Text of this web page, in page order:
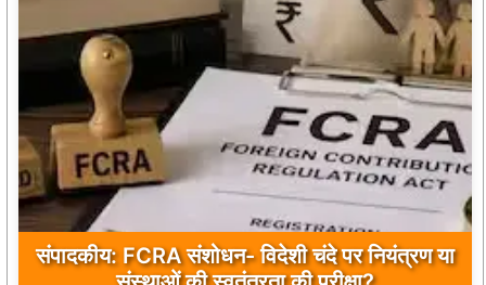
बांकीपुर में PK की बड़ी जीत, बीजेपी के किले में जनसुराज